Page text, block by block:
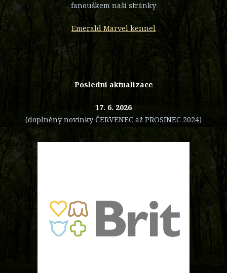
fanouškem naší stránky
Emerald Marvel kennel
Poslední aktualizace
17. 6. 2026
(doplněny novinky ČERVENEC až PROSINEC 2024)